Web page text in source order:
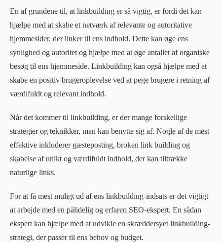
En af grundene til, at linkbuilding er så vigtig, er fordi det kan
hjælpe med at skabe et netværk af relevante og autoritative
hjemmesider, der linker til ens indhold. Dette kan øge ens
synlighed og autoritet og hjælpe med at øge antallet af organiske
besøg til ens hjemmeside. Linkbuilding kan også hjælpe med at
skabe en positiv brugeroplevelse ved at pege brugere i retning af
værdifuldt og relevant indhold.
Når det kommer til linkbuilding, er der mange forskellige
strategier og teknikker, man kan benytte sig af. Nogle af de mest
effektive inkluderer gæsteposting, broken link building og
skabelse af unikt og værdifuldt indhold, der kan tiltrække
naturlige links.
For at få mest muligt ud af ens linkbuilding-indsats er det vigtigt
at arbejde med en pålidelig og erfaren SEO-ekspert. En sådan
ekspert kan hjælpe med at udvikle en skræddersyet linkbuilding-
strategi, der passer til ens behov og budget.